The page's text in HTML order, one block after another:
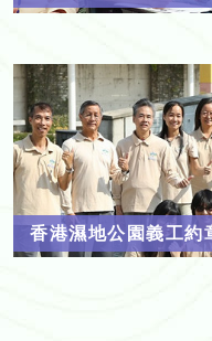
香港濕地公園義工約